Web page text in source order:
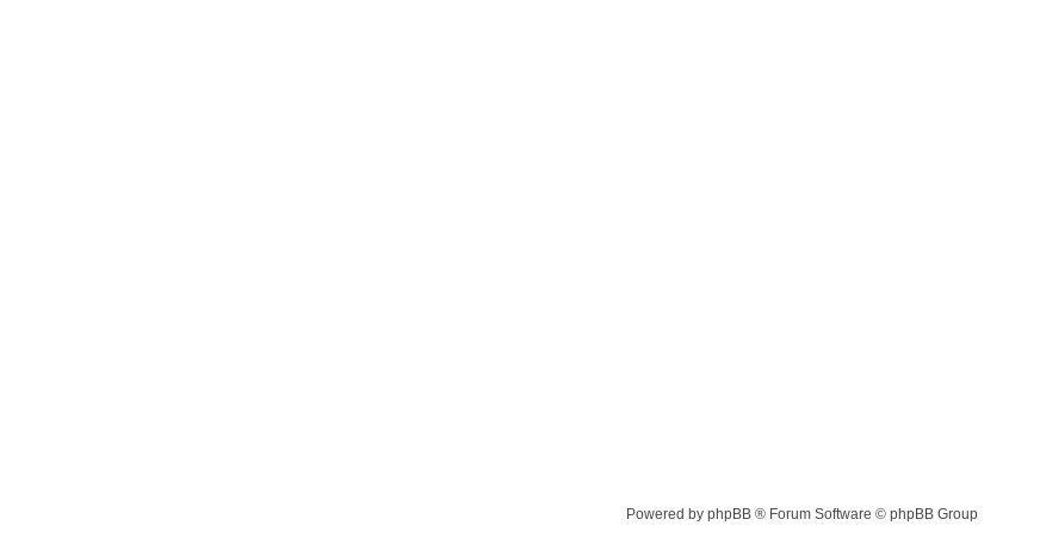
Powered by phpBB ® Forum Software © phpBB Group